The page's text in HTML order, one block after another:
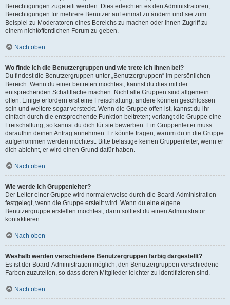
Berechtigungen zugeteilt werden. Dies erleichtert es den Administratoren,
Berechtigungen für mehrere Benutzer auf einmal zu ändern und sie zum
Beispiel zu Moderatoren eines Bereichs zu machen oder ihnen Zugriff zu
einem nichtöffentlichen Forum zu geben.
Nach oben
Wo finde ich die Benutzergruppen und wie trete ich ihnen bei?
Du findest die Benutzergruppen unter „Benutzergruppen“ im persönlichen
Bereich. Wenn du einer beitreten möchtest, kannst du dies mit der
entsprechenden Schaltfläche machen. Nicht alle Gruppen sind allgemein
offen. Einige erfordern erst eine Freischaltung, andere können geschlossen
sein und weitere sogar versteckt. Wenn die Gruppe offen ist, kannst du ihr
einfach durch die entsprechende Funktion beitreten; verlangt die Gruppe eine
Freischaltung, so kannst du dich für sie bewerben. Ein Gruppenleiter muss
daraufhin deinen Antrag annehmen. Er könnte fragen, warum du in die Gruppe
aufgenommen werden möchtest. Bitte belästige keinen Gruppenleiter, wenn er
dich ablehnt, er wird einen Grund dafür haben.
Nach oben
Wie werde ich Gruppenleiter?
Der Leiter einer Gruppe wird normalerweise durch die Board-Administration
festgelegt, wenn die Gruppe erstellt wird. Wenn du eine eigene
Benutzergruppe erstellen möchtest, dann solltest du einen Administrator
kontaktieren.
Nach oben
Weshalb werden verschiedene Benutzergruppen farbig dargestellt?
Es ist der Board-Administration möglich, den Benutzergruppen verschiedene
Farben zuzuteilen, so dass deren Mitglieder leichter zu identifizieren sind.
Nach oben